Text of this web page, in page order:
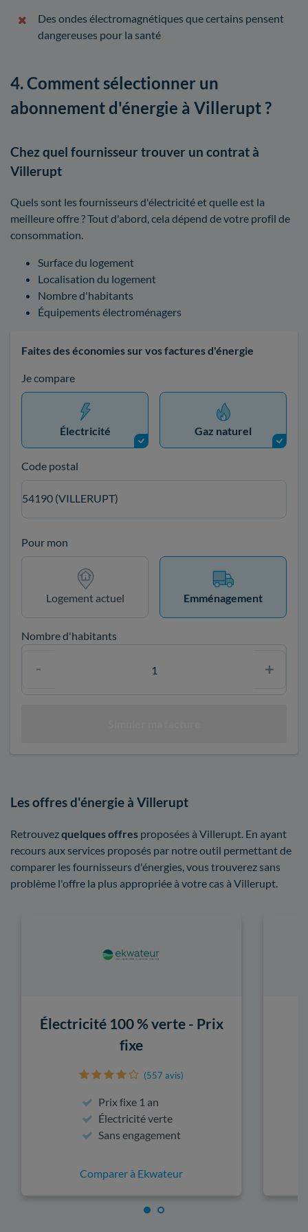
Des ondes électromagnétiques que certains pensent
dangereuses pour la santé
4. Comment sélectionner un
abonnement d'énergie à Villerupt ?
Chez quel fournisseur trouver un contrat à
Villerupt
Quels sont les fournisseurs d'électricité et quelle est la
meilleure offre ? Tout d'abord, cela dépend de votre profil de
consommation.
Surface du logement
Localisation du logement
Nombre d'habitants
Équipements électroménagers
Faites des économies sur vos factures d'énergie
Je compare
Électricité Gaz naturel
Code postal
54190 (VILLERUPT)
Pour mon
Logement actuel Emménagement
Nombre d'habitants
Les offres d'énergie à Villerupt
Retrouvezquelques offres proposées à Villerupt. En ayant
recours aux services proposés par notre outil permettant de
comparer les fournisseurs d'énergies, vous trouverez sans
problème l'offre la plus appropriée à votre cas à Villerupt.
Électricité 100 % verte - Prix
fixe
(557 avis)
Prix fixe 1 an
Électricité verte
Sans engagement
Comparer à Ekwateur